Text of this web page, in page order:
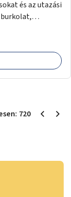
és az utazási
burkolat,
720